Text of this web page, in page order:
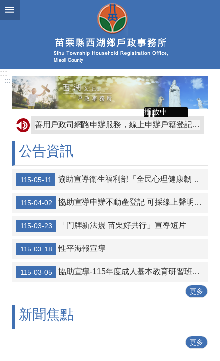
跳到主要內容區塊
:::
:::
播放中
善用戶政司網路申辦服務，線上申辦戶籍登記更方便
公告資訊
115-05-11 協助宣導衛生福利部「全民心理健康韌性計畫（2025-2030年）」，推動精神疾病去污名化活動
115-04-02 協助宣導申辦不動產登記 可採線上聲明替代印鑑證明
115-03-23 「門牌新法規 苗栗好共行」宣導短片
115-03-18 性平海報宣導
115-03-05 協助宣導-115年度成人基本教育研習班開班資訊
更多
新聞焦點
更多